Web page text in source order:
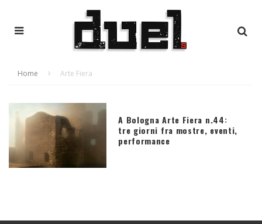
Home Arte Fiera
A Bologna Arte Fiera n.44:
tre giorni fra mostre, eventi,
performance